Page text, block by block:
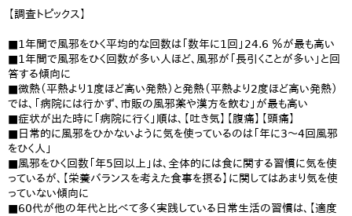
【調査トピックス】
■1年間で風邪をひく平均的な回数は「数年に1回」24.6 ％が最も高い
■1年間で風邪をひく回数が多い人ほど、風邪が「長引くことが多い」と回
答する傾向に
■微熱（平熱より1度ほど高い発熱）と発熱（平熱より2度ほど高い発熱）
では、「病院には行かず、市販の風邪薬や漢方を飲む」が最も高い
■症状が出た時に「病院に行く」順は、【吐き気】【腹痛】【頭痛】
■日常的に風邪をひかないように気を使っているのは「年に3～4回風邪
をひく人」
■風邪をひく回数「年5回以上」は、全体的には食に関する習慣に気を使
っているが、【栄養バランスを考えた食事を摂る】に関してはあまり気を使
っていない傾向に
■60代が他の年代と比べて多く実践している日常生活の習慣は、【適度